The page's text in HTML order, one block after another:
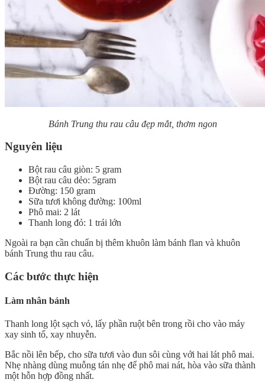
Bánh Trung thu rau câu đẹp mắt, thơm ngon
Nguyên liệu
Bột rau câu giòn: 5 gram
Bột rau câu dẻo: 5gram
Đường: 150 gram
Sữa tươi không đường: 100ml
Phô mai: 2 lát
Thanh long đỏ: 1 trái lớn
Ngoài ra bạn cần chuẩn bị thêm khuôn làm bánh flan và khuôn
bánh Trung thu rau câu.
Các bước thực hiện
Làm nhân bánh
Thanh long lột sạch vỏ, lấy phần ruột bên trong rồi cho vào máy
xay sinh tố, xay nhuyễn.
Bắc nồi lên bếp, cho sữa tươi vào đun sôi cùng với hai lát phô mai.
Nhẹ nhàng dùng muỗng tán nhẹ để phô mai nát, hòa vào sữa thành
một hỗn hợp đồng nhất.